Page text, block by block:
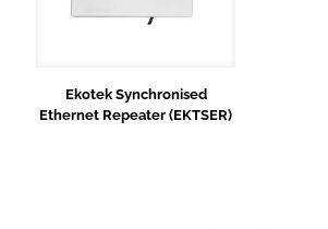
Ekotek Synchronised
Ethernet Repeater (EKTSER)